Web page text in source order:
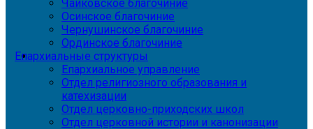
Чайковское благочиние
Осинское благочиние
Чернушинское благочиние
Ординское благочиние
Епархиальные структуры
Епархиальное управление
Отдел религиозного образования и
катехизации
Отдел церковно-приходских школ
Отдел церковной истории и канонизации